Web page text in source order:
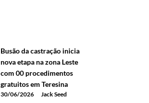
Busão da castração inicia
nova etapa na zona Leste
com 00 procedimentos
gratuitos em Teresina
30/06/2026 Jack Seed